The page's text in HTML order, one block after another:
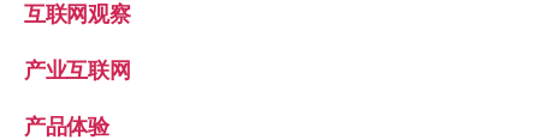
互联网观察
产业互联网
产品体验